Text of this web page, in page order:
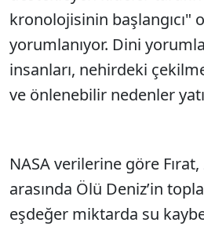
kronolojisinin başlangıcı"
yorumlanıyor. Dini
insanları, nehirdeki
ve önlenebilir nedenler
NASA verilerine göre Fırat,
arasında Ölü Deniz’in
eşdeğer miktarda su